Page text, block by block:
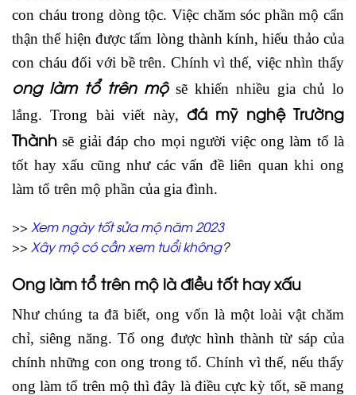
con cháu trong dòng tộc. Việc chăm sóc phần mộ cẩn
thận thể hiện được tấm lòng thành kính, hiếu thảo của
con cháu đối với bề trên. Chính vì thế, việc nhìn thấy
ong làm tổ trên mộsẽ khiến nhiều gia chủ lo
lắng. Trong bài viết này, đá mỹ nghệ Trường
Thành sẽ giải đáp cho mọi người việc ong làm tổ là
tốt hay xấu cũng như các vấn đề liên quan khi ong
làm tổ trên mộ phần của gia đình.
>> Xem ngày tốt sửa mộ năm 2023
>> Xây mộ có cần xem tuổi không?
Ong làm tổ trên mộ là điều tốt hay xấu
Như chúng ta đã biết, ong vốn là một loài vật chăm
chỉ, siêng năng. Tổ ong được hình thành từ sáp của
chính những con ong trong tổ. Chính vì thế, nếu thấy
ong làm tổ trên mộ thì đây là điều cực kỳ tốt, sẽ mang